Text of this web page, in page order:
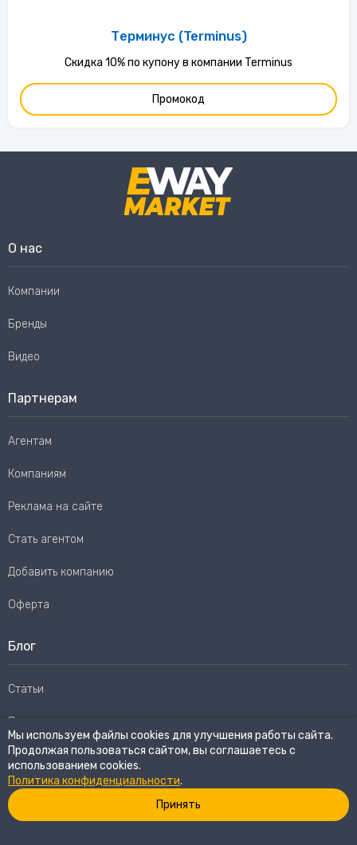
Терминус (Terminus)
Скидка 10% по купону в компании Terminus
Промокод
О нас
Компании
Бренды
Видео
Партнерам
Агентам
Компаниям
Реклама на сайте
Стать агентом
Добавить компанию
Оферта
Блог
Статьи
Пользовательское соглашение
Карта сайта
eWay Market.Все права защищены
Мы используем файлы cookies для улучшения работы сайта.
Продолжая пользоваться сайтом, вы соглашаетесь с
использованием cookies.
Политика конфиденциальности.
Принять